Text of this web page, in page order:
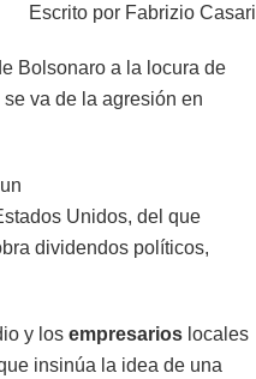
Escrito por Fabrizio Casari
Bolsonaro a la locura de
va de la agresión en
Unidos, del que
dividendos políticos,
y los empresarios locales
insinúa la idea de una